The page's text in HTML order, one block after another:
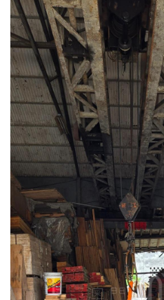
古
地
圖
媽
閣
寺
廟
士
教
堂
街